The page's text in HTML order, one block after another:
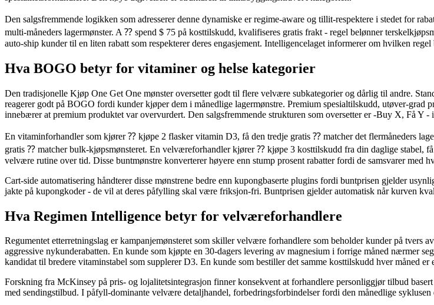
Den salgsfremmende logikken som adresserer denne dynamiske er regime-aware og tillit-respektere i stedet for
multi-måneders lagermønster. A ⁇ spend $ 75 på kosttilskudd, kvalifiseres gratis frakt - regel belønner
auto-ship kunder til en liten rabatt som respekterer deres engasjement. Intelligencelaget informerer om hvilken
Hva BOGO betyr for vitaminer og helse kategorier
Den tradisjonelle Kjøp One Get One mønster oversetter godt til flere velvære subkategorier og dårlig til andre.
reagerer godt på BOGO fordi kunder kjøper dem i månedlige lagermønstre. Premium spesialtilskudd, utøver-
innebærer at premium produktet var overvurdert. Den salgsfremmende strukturen som oversetter er -Buy X, Få Y
En vitaminforhandler som kjører ⁇ kjøpe 2 flasker vitamin D3, få den tredje gratis ⁇ matcher det flermåneders
gratis ⁇ matcher bulk-kjøpsmønsteret. En velværeforhandler kjører ⁇ kjøpe 3 kosttilskudd fra din daglige stabel,
velvære rutine over tid. Disse buntmønstre konverterer høyere enn stump prosent rabatter fordi de samsvarer med
Cart-side automatisering håndterer disse mønstrene bedre enn kupongbaserte plugins fordi buntprisen gjelder
jakte på kupongkoder - de vil at deres påfylling skal være friksjon-fri. Buntprisen gjelder automatisk når kurven
Hva Regimen Intelligence betyr for velværeforhandlere
Regumentet etterretningslag er kampanjemønsteret som skiller velvære forhandlere som beholder kunder på
aggressive nykunderabatten. En kunde som kjøpte en 30-dagers levering av magnesium i forrige måned nærmer
kandidat til bredere vitaminstabel som supplerer D3. En kunde som bestiller det samme kosttilskudd hver måned
Forskning fra McKinsey på pris- og lojalitetsintegrasjon finner konsekvent at forhandlere personliggjør tilbud
med sendingstilbud. I påfyll-dominante velvære detaljhandel, forbedringsforbindelser fordi den månedlige